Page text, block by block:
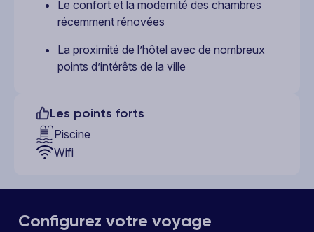
Le confort et la modernité des chambres
récemment rénovées
La proximité de l’hôtel avec de nombreux
points d’intérêts de la ville
Les points forts
Piscine
Wifi
Configurez votre voyage